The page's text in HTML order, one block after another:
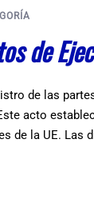
de
de las
acto
de la UE. Las